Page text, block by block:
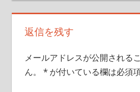
ビ
ゲ
シ
返信を残す
メールアドレスが公開される
ん。
*が付いている欄は必須